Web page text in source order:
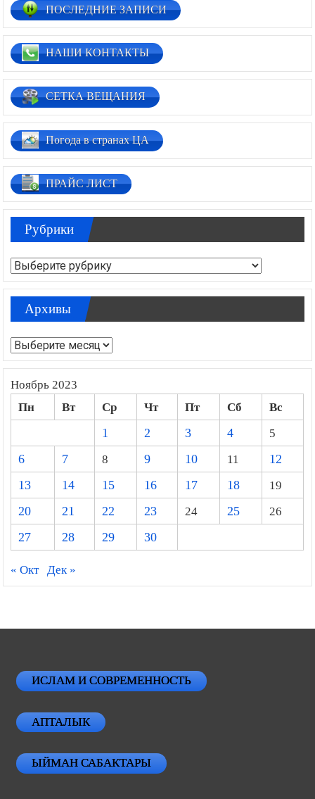
ПОСЛЕДНИЕ ЗАПИСИ
НАШИ КОНТАКТЫ
СЕТКА ВЕЩАНИЯ
Погода в странах ЦА
ПРАЙС ЛИСТ
Рубрики
Рубрики
Архивы
Архивы
Ноябрь 2023
Пн Вт Ср Чт Пт Сб
Вс
1
2 3 4
5
6
7 8 9 10 11
12
13
14 15 16 17 18
19
20
21 22 23 24 25
26
27
28 29 30
« Окт Дек »
ИСЛАМ И СОВРЕМЕННОСТЬ
АПТАЛЫК
ЫЙМАН САБАКТАРЫ